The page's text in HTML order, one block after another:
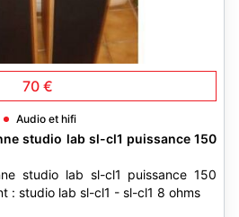
70 €
Audio et hifi
studio lab sl-cl1 puissance 150
studio lab sl-cl1 puissance 150
: studio lab sl-cl1 - sl-cl1 8 ohms